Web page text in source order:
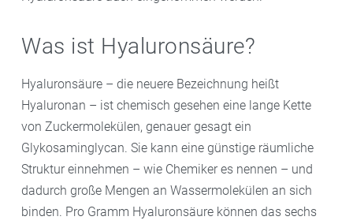
Was ist Hyaluronsäure?
Hyaluronsäure – die neuere Bezeichnung heißt
Hyaluronan – ist chemisch gesehen eine lange Kette
von Zuckermolekülen, genauer gesagt ein
Glykosaminglycan. Sie kann eine günstige räumliche
Struktur einnehmen – wie Chemiker es nennen – und
dadurch große Mengen an Wassermolekülen an sich
binden. Pro Gramm Hyaluronsäure können das sechs